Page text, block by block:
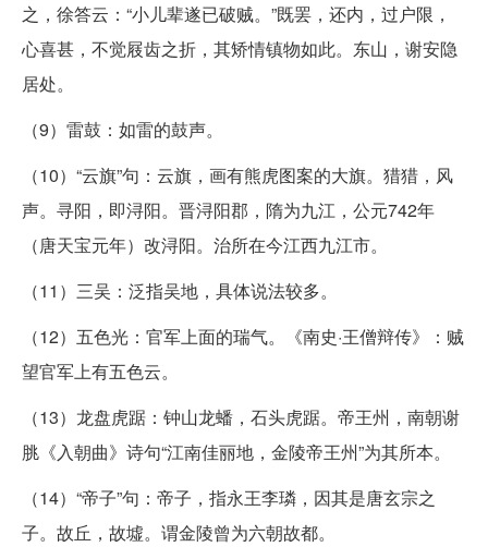
之，徐答云：“小儿辈遂已破贼。”既罢，还内，过户限，
心喜甚，不觉屐齿之折，其矫情镇物如此。东山，谢安隐
居处。
（9）雷鼓：如雷的鼓声。
（10）“云旗”句：云旗，画有熊虎图案的大旗。猎猎，风
声。寻阳，即浔阳。晋浔阳郡，隋为九江，公元742年
（唐天宝元年）改浔阳。治所在今江西九江市。
（11）三吴：泛指吴地，具体说法较多。
（12）五色光：官军上面的瑞气。《南史·王僧辩传》：贼
望官军上有五色云。
（13）龙盘虎踞：钟山龙蟠，石头虎踞。帝王州，南朝谢
脁《入朝曲》诗句“江南佳丽地，金陵帝王州”为其所本。
（14）“帝子”句：帝子，指永王李璘，因其是唐玄宗之
子。故丘，故墟。谓金陵曾为六朝故都。